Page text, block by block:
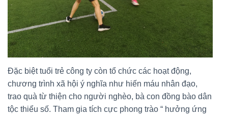
Đặc biệt tuổi trẻ công ty còn tổ chức các hoạt động,
chương trình xã hội ý nghĩa như hiến máu nhân đạo,
trao quà từ thiện cho người nghèo, bà con đồng bào dân
tộc thiểu số. Tham gia tích cực phong trào “ hưởng ứng